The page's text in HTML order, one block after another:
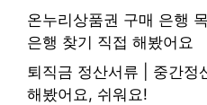
온누리상품권 구매 은행
은행 찾기 직접 해봤어요
퇴직금 정산서류 | 중간정
해봤어요, 쉬워요!